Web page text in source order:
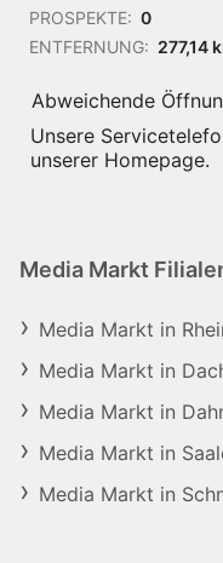
PROSPEKTE: 0
ENTFERNUNG: 277,14
Abweichende
Unsere
unserer Homepage.
Media Markt
Media Markt in
Media Markt in
Media Markt in
Media Markt in
Media Markt in